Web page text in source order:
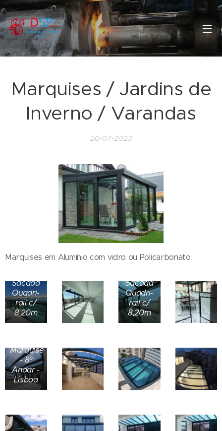
Marquises / Jardins de
Inverno / Varandas
20-07-2023
Marquises em Alumínio com vidro ou Policarbonato
Sacada
Quadri-
rail c/
8,20m
Sacada
Quadri-
rail c/
8,20m
Marquise
- 8º
Andar -
Lisboa